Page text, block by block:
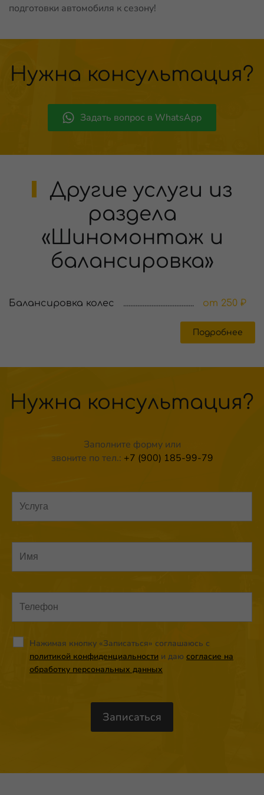
подготовки автомобиля к сезону!
Нужна консультация?
Задать вопрос в WhatsApp
Другие услуги из
раздела
«Шиномонтаж и
балансировка»
Балансировка колес от 250 ₽
Подробнее
Нужна консультация?
Заполните форму или
звоните по тел.: +7 (900) 185-99-79
Нажимая кнопку «Записаться» соглашаюсь с
политикой конфиденциальности и даю согласие на
обработку персональных данных